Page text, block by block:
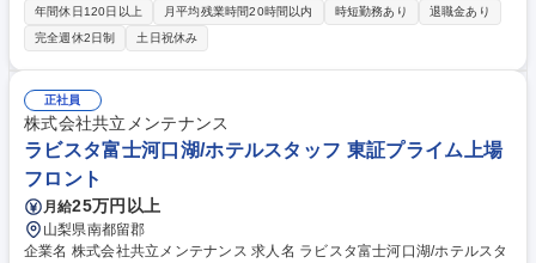
制作やプログラミング等の授業を担当していただきます。非常勤講師もい
るためご経験に親和性の高い授業から担当します！ 【詳細】担当教科指
導・学生指導・資格取得指導・就職・進路指導・クラス運営・行事運営
【1日の流れ】午前に90分授業を2コマ、午後に90分授業を1コマ。その後
はテスト採点や授業準備を行います。残業はほとんどなく（最大月10h）
定時退社が可能です。 【キャリア】職種別職能等級制度があり、順当にキ
ャリアアップを目指せます！（例：学科長や校長/授業や評価方法の監修に
関わる等） 募集職種 【甲府/ゲーム講師】 年休122日/残業無/土日祝休/正
社員登用率9割/講師未経験可
年間休日120日以上 月平均残業時間20時間以内 時短勤務あり
退職金あり
完全週休2日制
土日祝休み
正社員
株式会社共立メンテナンス
ラビスタ富士河口湖/ホテルスタッフ 東証プライム上場
フロント
月給25万円以上
山梨県南都留郡
企業名 株式会社共立メンテナンス 求人名 ラビスタ富士河口湖/ホテルスタ